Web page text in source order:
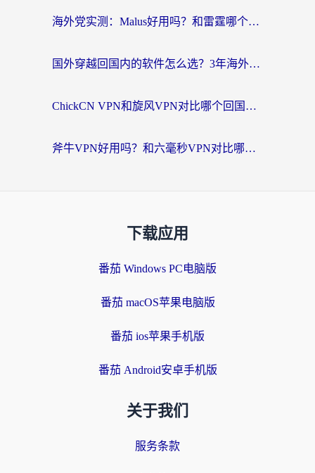
海外党实测：Malus好用吗？和雷霆哪个好？+ 3款热门加速器深度对比
国外穿越回国内的软件怎么选？3年海外党亲测实用指南，告别地域限制
ChickCN VPN和旋风VPN对比哪个回国效果更好？海外党实测回国内网神器指南
斧牛VPN好用吗？和六毫秒VPN对比哪个回国效果更好？海外党亲测实用指南
下载应用
番茄 Windows PC电脑版
番茄 macOS苹果电脑版
番茄 ios苹果手机版
番茄 Android安卓手机版
关于我们
服务条款